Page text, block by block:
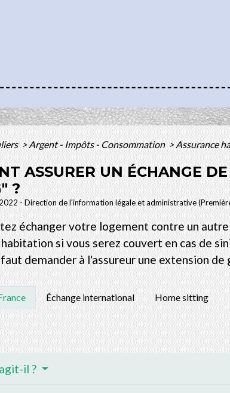
>Argent - Impôts - Consommation > Assurance
ASSURER UN ÉCHANGE
?
- Direction de l'information légale et administrative
échanger votre logement contre un
si vous serez couvert en cas de
demander à l'assureur une extension de
Échange international Home sitting
il ?